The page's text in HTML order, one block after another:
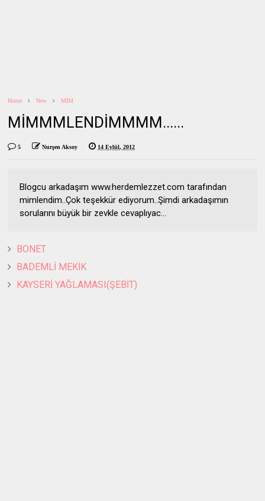
Home New MİM
MİMMMLENDİMMMM......
5 Nurşen Aksoy 14 Eylül, 2012
Blogcu arkadaşım www.herdemlezzet.com tarafından
mimlendim..Çok teşekkür ediyorum..Şimdi arkadaşımın
sorularını büyük bir zevkle cevaplıyac...
BONET
BADEMLİ MEKİK
KAYSERİ YAĞLAMASI(ŞEBİT)